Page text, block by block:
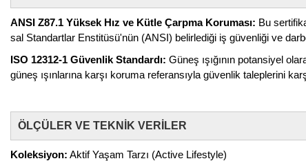
ANSI Z87.1 Yüksek Hız ve Kütle Çarpma Koruması: Bu
sal Standartlar Enstitüsü'nün (ANSI) belirlediği iş güvenliği ve
ISO 12312-1 Güvenlik Standardı: Güneş ışığının potansiyel
güneş ışınlarına karşı koruma referansıyla güvenlik taleplerini
ÖLÇÜLER VE TEKNİK VERİLER
Koleksiyon: Aktif Yaşam Tarzı (Active Lifestyle)